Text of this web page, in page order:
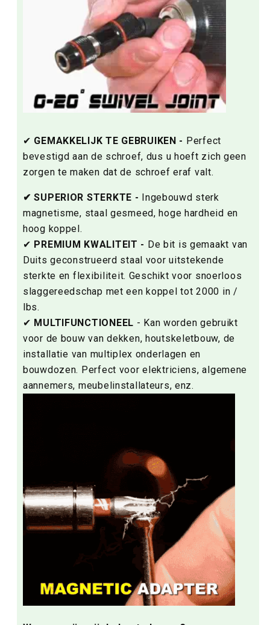
✔ GEMAKKELIJK TE GEBRUIKEN - Perfect
bevestigd aan de schroef, dus u hoeft zich geen
zorgen te maken dat de schroef eraf valt.
✔ SUPERIOR STERKTE - Ingebouwd sterk
magnetisme, staal gesmeed, hoge hardheid en
hoog koppel.
✔ PREMIUM KWALITEIT - De bit is gemaakt van
Duits geconstrueerd staal voor uitstekende
sterkte en flexibiliteit. Geschikt voor snoerloos
slaggereedschap met een koppel tot2000 in /
lbs.
✔ MULTIFUNCTIONEEL - Kan worden gebruikt
voor de bouw van dekken, houtskeletbouw, de
installatie van multiplex onderlagen en
bouwdozen. Perfect voor elektriciens, algemene
aannemers, meubelinstallateurs, enz.